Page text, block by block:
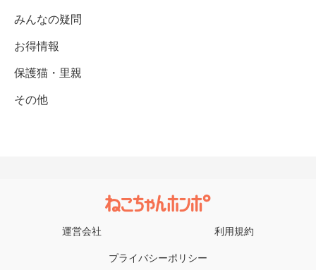
みんなの疑問
お得情報
保護猫・里親
その他
運営会社 利用規約
プライバシーポリシー